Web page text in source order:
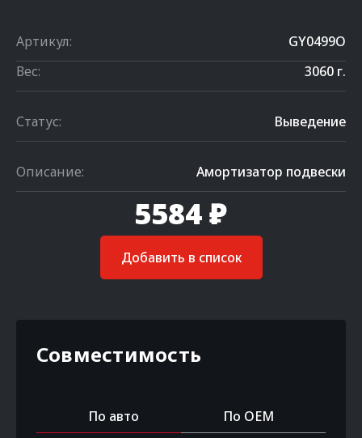
Артикул:
GY0499O
Вес:
3060 г.
Статус: Выведение
Описание: Амортизатор подвески
5584 ₽
Добавить в список
Совместимость
По авто По OEM